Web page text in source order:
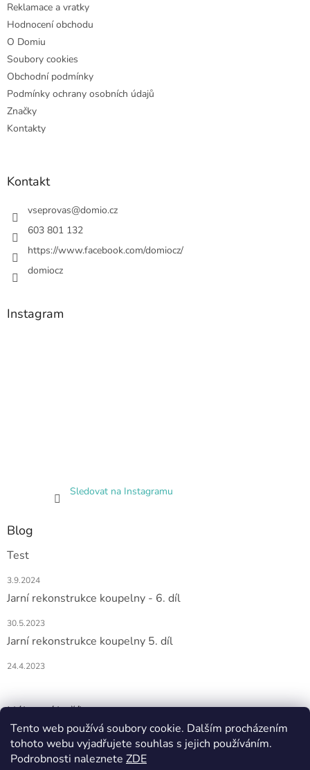
Tento web používá soubory cookie. Dalším procházením
tohoto webu vyjadřujete souhlas s jejich používáním.
Podrobnosti naleznete ZDE
Reklamace a vratky
Hodnocení obchodu
O Domiu
Soubory cookies
Obchodní podmínky
Podmínky ochrany osobních údajů
Značky
Kontakty
Kontakt
vseprovas@domio.cz
603 801 132
https://www.facebook.com/domiocz/
domiocz
Instagram
Sledovat na Instagramu
Blog
Test
3.9.2024
Jarní rekonstrukce koupelny - 6. díl
30.5.2023
Jarní rekonstrukce koupelny 5. díl
24.4.2023
Nákupní košík
0KS /0 KČ